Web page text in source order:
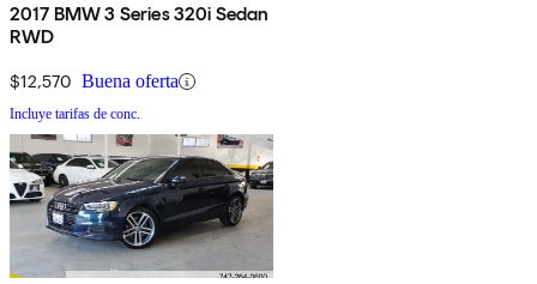
2017 BMW 3 Series 320i Sedan
RWD
$12,570 Buena oferta
Incluye tarifas de conc.